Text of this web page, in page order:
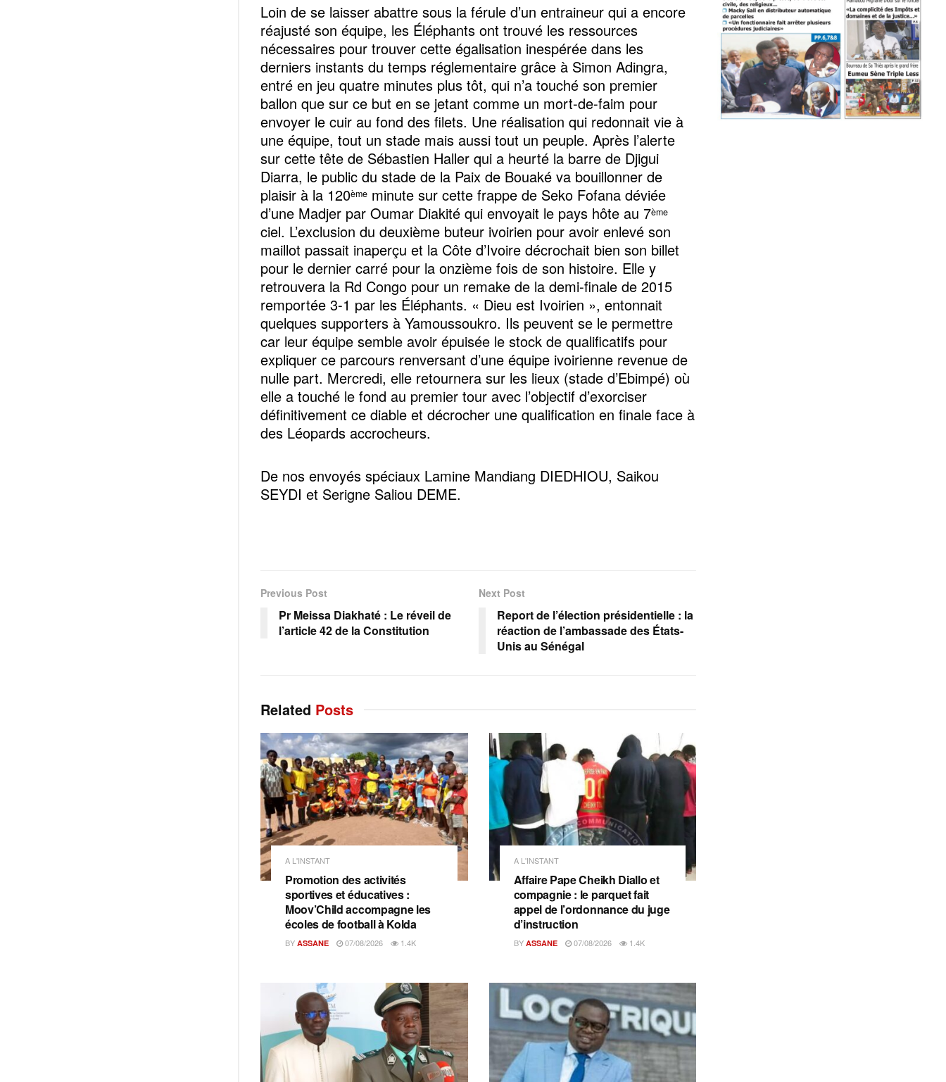
Loin de se laisser abattre sous la férule d’un entraineur qui a encore
réajusté son équipe, les Éléphants ont trouvé les ressources
nécessaires pour trouver cette égalisation inespérée dans les
derniers instants du temps réglementaire grâce à Simon Adingra,
entré en jeu quatre minutes plus tôt, qui n’a touché son premier
ballon que sur ce but en se jetant comme un mort-de-faim pour
envoyer le cuir au fond des filets. Une réalisation qui redonnait vie à
une équipe, tout un stade mais aussi tout un peuple. Après l’alerte
sur cette tête de Sébastien Haller qui a heurté la barre de Djigui
Diarra, le public du stade de la Paix de Bouaké va bouillonner de
plaisir à la 120ème minute sur cette frappe de Seko Fofana déviée
d’une Madjer par Oumar Diakité qui envoyait le pays hôte au 7ème
ciel. L’exclusion du deuxième buteur ivoirien pour avoir enlevé son
maillot passait inaperçu et la Côte d’Ivoire décrochait bien son billet
pour le dernier carré pour la onzième fois de son histoire. Elle y
retrouvera la Rd Congo pour un remake de la demi-finale de 2015
remportée 3-1 par les Éléphants. « Dieu est Ivoirien », entonnait
quelques supporters à Yamoussoukro. Ils peuvent se le permettre
car leur équipe semble avoir épuisée le stock de qualificatifs pour
expliquer ce parcours renversant d’une équipe ivoirienne revenue de
nulle part. Mercredi, elle retournera sur les lieux (stade d’Ebimpé) où
elle a touché le fond au premier tour avec l’objectif d’exorciser
définitivement ce diable et décrocher une qualification en finale face à
des Léopards accrocheurs.
De nos envoyés spéciaux Lamine Mandiang DIEDHIOU, Saikou
SEYDI et Serigne Saliou DEME.
Previous Post
Pr Meissa Diakhaté : Le réveil de
l’article 42 de la Constitution
Next Post
Report de l’élection présidentielle : la
réaction de l’ambassade des États-
Unis au Sénégal
Related Posts
A L'INSTANT
Promotion des activités
sportives et éducatives :
Moov’Child accompagne les
écoles de football à Kolda
BY ASSANE 07/08/2026 1.4K
A L'INSTANT
Affaire Pape Cheikh Diallo et
compagnie : le parquet fait
appel de l’ordonnance du juge
d’instruction
BY ASSANE 07/08/2026 1.4K